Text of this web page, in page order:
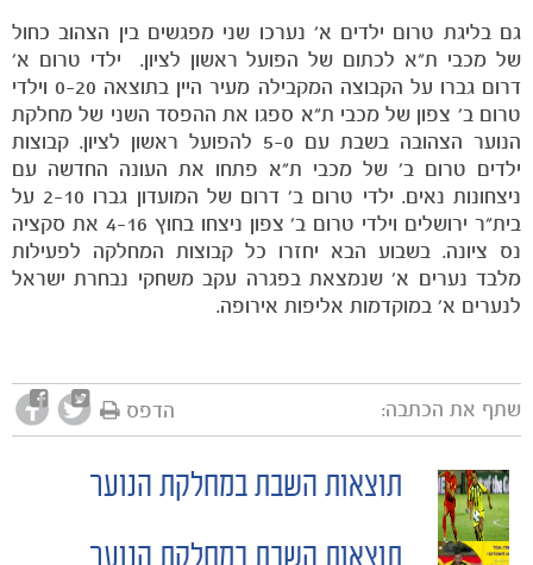
גם בליגת טרום ילדים א' נערכו שני מפגשים בין הצהוב כחול
של מכבי ת"א לכתום של הפועל ראשון לציון. ילדי טרום א'
דרום גברו על הקבוצה המקבילה מעיר היין בתוצאה 0-20 וילדי
טרום ב' צפון של מכבי ת"א ספגו את ההפסד השני של מחלקת
הנוער הצהובה בשבת עם 5-0 להפועל ראשון לציון. קבוצות
ילדים טרום ב' של מכבי ת"א פתחו את העונה החדשה עם
ניצחונות נאים. ילדי טרום ב' דרום של המועדון גברו 2-10 על
בית"ר ירושלים וילדי טרום ב' צפון ניצחו בחוץ 4-16 את סקציה
נס ציונה. בשבוע הבא יחזרו כל קבוצות המחלקה לפעילות
מלבד נערים א' שנמצאת בפגרה עקב משחקי נבחרת ישראל
לנערים א' במוקדמות אליפות אירופה.
שתף את הכתבה: הדפס
POST
תוצאות השבת במחלקת הנוער